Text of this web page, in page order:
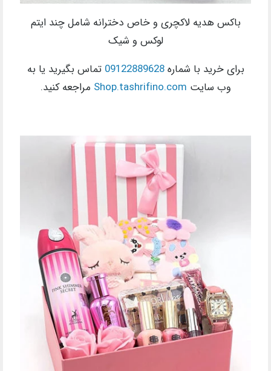
باکس هدیه لاکچری و خاص دخترانه شامل چند ایتم
لوکس و شیک
برای خرید با شماره09122889628 تماس بگیرید یا به
وب سایت Shop.tashrifino.com مراجعه کنید.